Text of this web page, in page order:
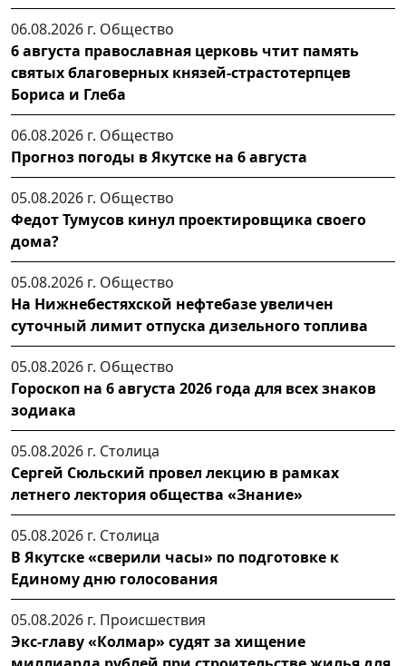
06.08.2026 г. Общество
6 августа православная церковь чтит память
святых благоверных князей-страстотерпцев
Бориса и Глеба
06.08.2026 г. Общество
Прогноз погоды в Якутске на 6 августа
05.08.2026 г. Общество
Федот Тумусов кинул проектировщика своего
дома?
05.08.2026 г. Общество
На Нижнебестяхской нефтебазе увеличен
суточный лимит отпуска дизельного топлива
05.08.2026 г. Общество
Гороскоп на 6 августа 2026 года для всех знаков
зодиака
05.08.2026 г. Столица
Сергей Сюльский провел лекцию в рамках
летнего лектория общества «Знание»
05.08.2026 г. Столица
В Якутске «сверили часы» по подготовке к
Единому дню голосования
05.08.2026 г. Происшествия
Экс-главу «Колмар» судят за хищение